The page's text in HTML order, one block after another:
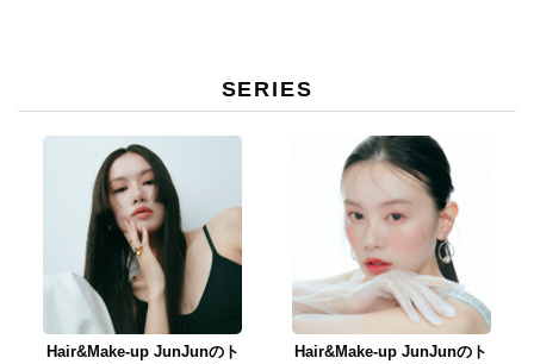
SERIES
Hair&Make-up JunJunのト
Hair&Make-up JunJunのト